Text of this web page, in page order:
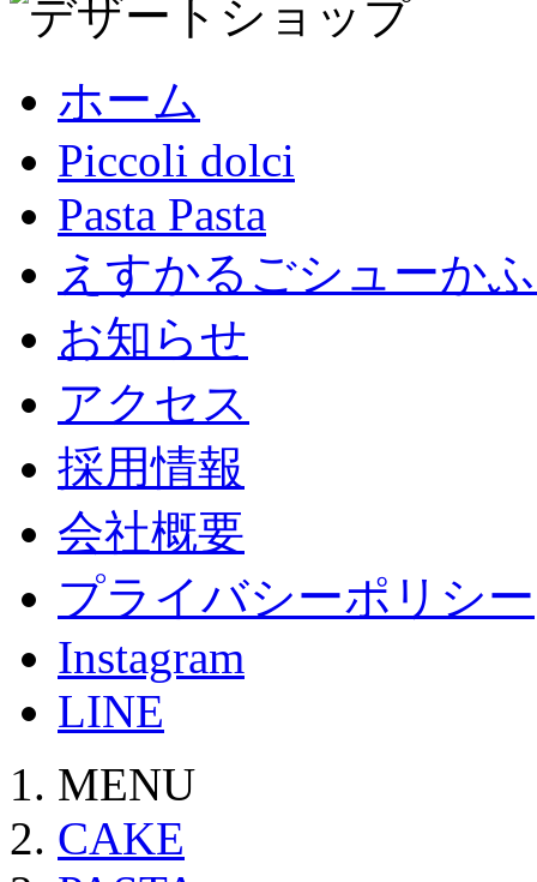
ホーム
Piccoli dolci
Pasta Pasta
えすかるごシューか
お知らせ
アクセス
採用情報
会社概要
プライバシーポリシー
Instagram
LINE
MENU
CAKE